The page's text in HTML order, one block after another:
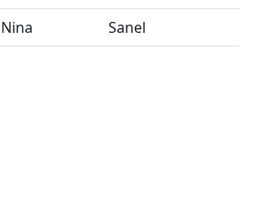
Nina Sanel